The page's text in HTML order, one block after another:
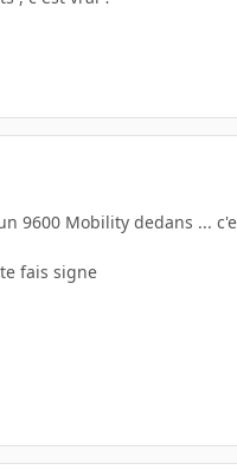
Mobility dedans ...
fais signe